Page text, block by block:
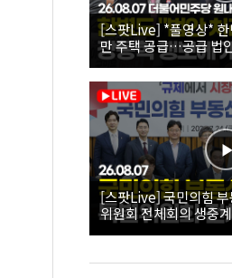
[스팟Live] *풀영상* 한
만 주택 공급…공급 법
26.08.07 더불어민주
[스팟Live] 국민의힘
위원회 전체회의 생중